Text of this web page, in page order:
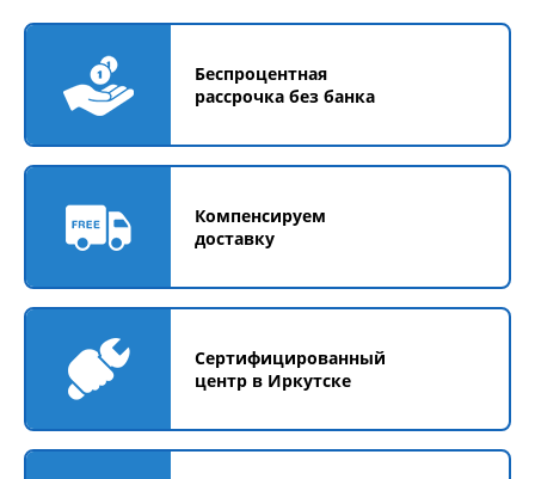
Беспроцентная
рассрочка без банка
Компенсируем
доставку
Сертифицированный
центр в Иркутске